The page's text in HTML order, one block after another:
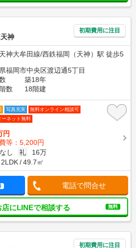
神
初期費用に注目
神大牟田線/西鉄福岡（天神）駅 徒歩5
福岡市中央区渡辺通5丁目
築18年
数
18階建
写真充実
無料オンライン相談可
ーネット無料
円
等：5,200円
なし 礼
16万
2LDK 49.7㎡
電話で問合せ
店にLINEで相談する 無料
初期費用に注目